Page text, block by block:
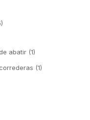
abatir (1)
(1)